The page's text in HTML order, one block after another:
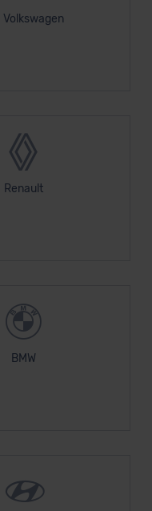
Volkswagen
Renault
BMW